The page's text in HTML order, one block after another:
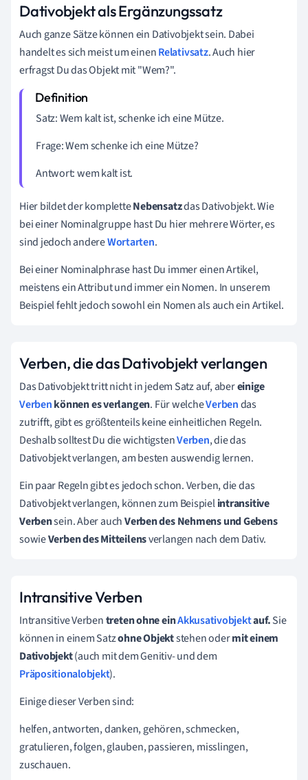
Dativobjekt als Ergänzungssatz
Auch ganze Sätze können ein Dativobjekt sein. Dabei
handelt es sich meist um einenRelativsatz. Auch hier
erfragst Du das Objekt mit "Wem?".
Satz: Wem kalt ist, schenke ich eine Mütze.
Frage:Wemschenke ich eine Mütze?
Antwort:wem kalt ist.
Hier bildet der kompletteNebensatzdas Dativobjekt. Wie
bei einer Nominalgruppe hast Du hier mehrere Wörter, es
sind jedoch andereWortarten.
Bei einer Nominalphrase hast Du immer einen Artikel,
meistens ein Attribut und immer ein Nomen. In unserem
Beispiel fehlt jedoch sowohl ein Nomen als auch ein Artikel.
Verben, die das Dativobjekt verlangen
Das Dativobjekt tritt nicht in jedem Satz auf, abereinige
Verbenkönnen es verlangen. Für welcheVerbendas
zutrifft, gibt es größtenteils keine einheitlichen Regeln.
Deshalb solltest Du die wichtigstenVerben, die das
Dativobjekt verlangen, am besten auswendig lernen.
Ein paar Regeln gibt es jedoch schon. Verben, die das
Dativobjekt verlangen, können zum Beispielintransitive
Verbensein. Aber auchVerben des Nehmens und Gebens
sowieVerben des Mitteilensverlangen nach dem Dativ.
Intransitive Verben
Intransitive Verbentreten ohne einAkkusativobjektauf.Sie
können in einem Satzohne Objektstehen odermit einem
Dativobjekt(auch mit dem Genitiv- und dem
Präpositionalobjekt).
Einige dieser Verben sind:
helfen, antworten, danken, gehören, schmecken,
gratulieren, folgen, glauben, passieren, misslingen,
zuschauen.